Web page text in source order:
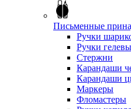
Письменные
Ручки
Ручки
Стержни
Карандаши
Карандаши
Маркеры
Фломастеры